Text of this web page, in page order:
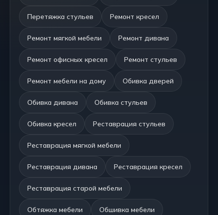
Перетяжка стульев Ремонт кресел
Ремонт мягкой мебели Ремонт дивана
Ремонт офисных кресел Ремонт стульев
Ремонт мебели на дому Обивка дверей
Обивка дивана Обивка стульев
Обивка кресел Реставрация стульев
Реставрация мягкой мебели
Реставрация дивана Реставрация кресел
Реставрация старой мебели
Обтяжка мебели Обшивка мебели